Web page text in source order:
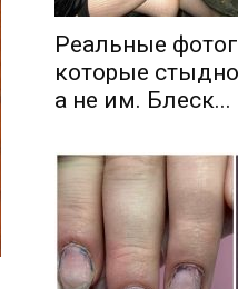
Реальные
которые
а не им. Блеск...